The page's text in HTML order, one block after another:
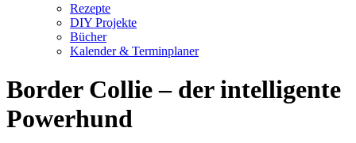
Rezepte
DIY Projekte
Bücher
Kalender & Terminplaner
Border Collie – der intelligente
Powerhund